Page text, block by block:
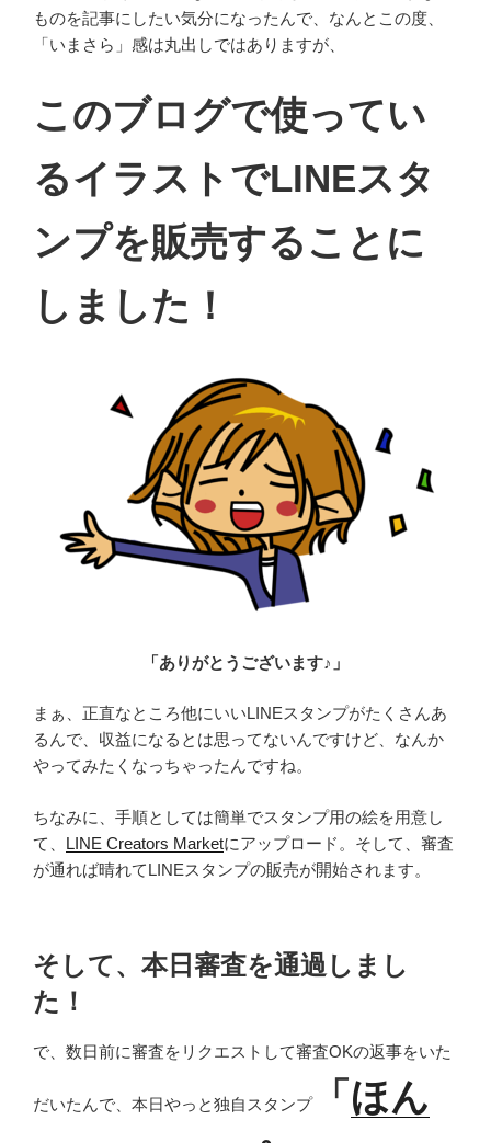
ものを記事にしたい気分になったんで、なんとこの度、
「いまさら」感は丸出しではありますが、
このブログで使ってい
るイラストでLINEスタ
ンプを販売することに
しました！
「ありがとうございます♪」
まぁ、正直なところ他にいいLINEスタンプがたくさんあ
るんで、収益になるとは思ってないんですけど、なんか
やってみたくなっちゃったんですね。
ちなみに、手順としては簡単でスタンプ用の絵を用意し
て、 LINE Creators Marketにアップロード。そして、審査
が通れば晴れてLINEスタンプの販売が開始されます。
そして、本日審査を通過しまし
た！
で、数日前に審査をリクエストして審査OKの返事をいた
だいたんで、本日やっと独自スタンプ「 ほん